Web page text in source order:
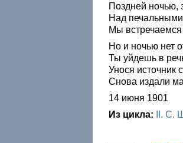
Поздней ночью,
Над
Мы встречаемся
Но и ночью нет
Ты уйдешь в
Унося источник
Снова издали
14 июня 1901
Из цикла:
II. С.